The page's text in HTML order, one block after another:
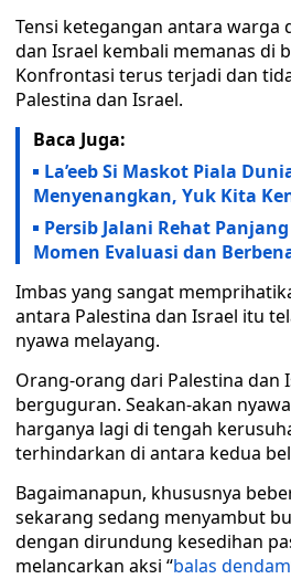
Tensi ketegangan antara warga
dan Israel kembali memanas di
Konfrontasi terus terjadi dan
Palestina dan Israel.
Baca Juga:
La’eeb Si Maskot Piala
Menyenangkan, Yuk Kita
Persib Jalani Rehat
Momen Evaluasi dan
Imbas yang sangat
antara Palestina dan Israel itu
nyawa melayang.
Orang-orang dari Palestina dan
berguguran. Seakan-akan
harganya lagi di tengah
terhindarkan di antara kedua
Bagaimanapun, khususnya
sekarang sedang menyambut
dengan dirundung kesedihan
melancarkan aksi “balas dendam